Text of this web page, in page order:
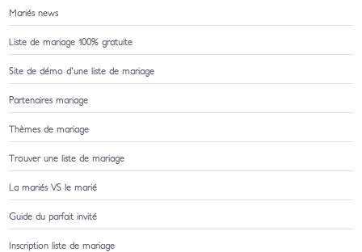
Mariés news
Liste de mariage 100% gratuite
Site de démo d'une liste de mariage
Partenaires mariage
Thèmes de mariage
Trouver une liste de mariage
La mariés VS le marié
Guide du parfait invité
Inscription liste de mariage